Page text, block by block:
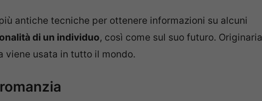
antiche tecniche per ottenere informazioni su alcuni
di un individuo, così come sul suo futuro. Originaria
viene usata in tutto il mondo.